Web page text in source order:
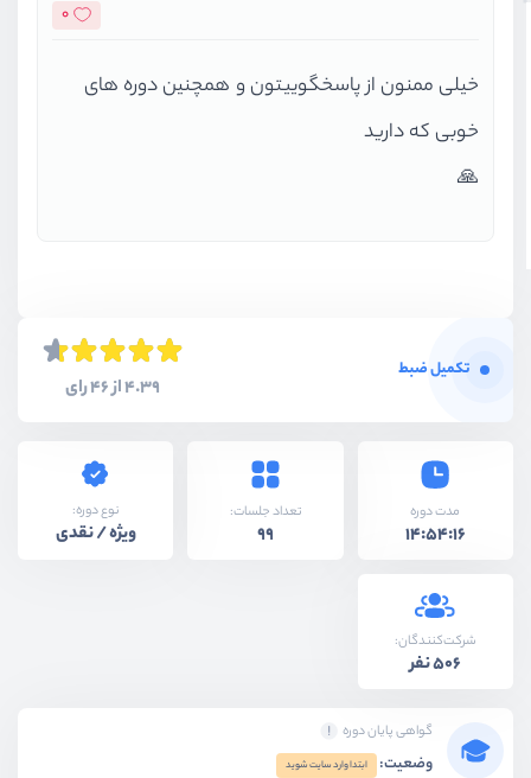
0
خیلی ممنون از پاسخگوییتون و همچنین دوره های
خوبی که دارید
🙏
تکمیل ضبط
4.39 از 46 رای
مدت دوره
14:54:16
تعداد جلسات:
99
نوع دوره:
ویژه / نقدی
شرکت‌کنندگان:
506 نفر
گواهی پایان دوره
وضعیت: ابتدا وارد سایت شوید